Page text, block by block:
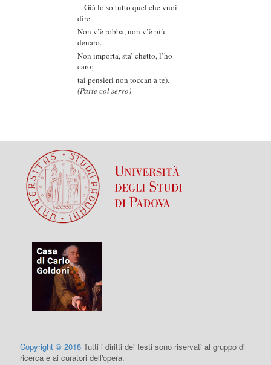
Già lo so tutto quel che vuoi
dire.
Non v’è robba, non v’è più
denaro.
Non importa, sta’ chetto, l’ho
caro;
tai pensieri non toccan a te).
(Parte col servo)
Copyright © 2018 Tutti i diritti dei testi sono riservati al gruppo di
ricerca e ai curatori dell'opera.